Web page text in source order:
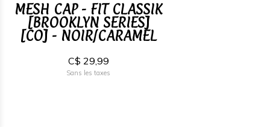
MESH CAP - FIT CLASSIK
[BROOKLYN SERIES]
[CO] - NOIR/CARAMEL
C$ 29,99
Sans les taxes